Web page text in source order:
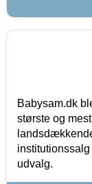
Babysam.dk
største og
udvalg.